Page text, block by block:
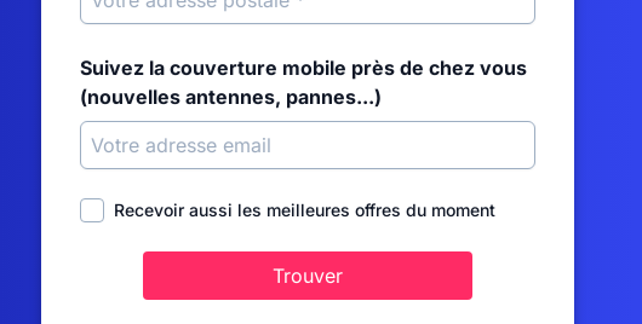
Suivez la couverture mobile près de chez vous
(nouvelles antennes, pannes...)
Recevoir aussi les meilleures offres du moment
Trouver